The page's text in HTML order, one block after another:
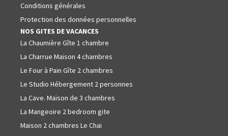
Conditions générales
Protection des données personnelles
NOS GITES DE VACANCES
La Chaumière Gîte 1 chambre
La Charrue Maison 4 chambres
Le Four à Pain Gîte 2 chambres
Le Studio Hébergement 2 personnes
La Cave. Maison de 3 chambres
La Mangeoire 2 bedroom gite
Maison 2 chambres Le Chai